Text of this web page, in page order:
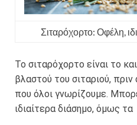
Σιταρόχορτο: Οφέλη,
Το σιταρόχορτο είναι το
βλαστού του σιταριού, πριν
που όλοι γνωρίζουμε.
ιδιαίτερα διάσημο, όμως τα